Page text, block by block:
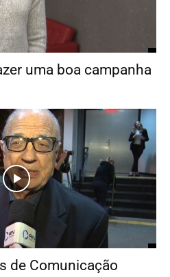
uma boa campanha
de Comunicação